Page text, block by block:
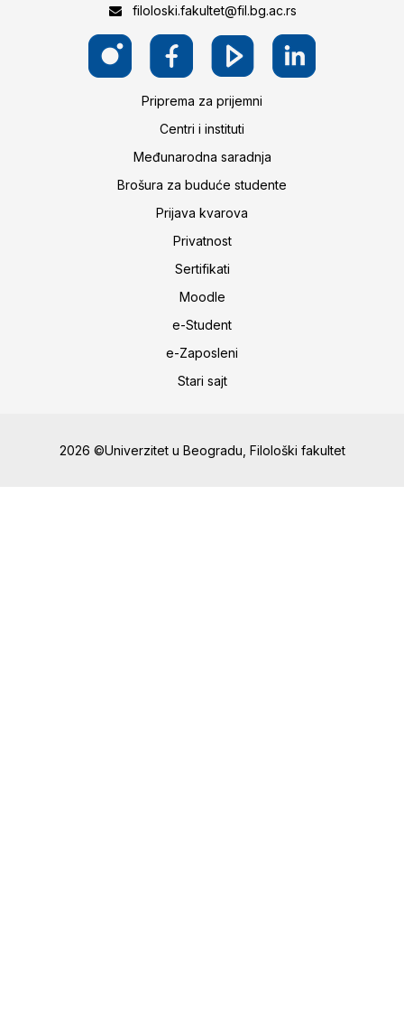
filoloski.fakultet@fil.bg.ac.rs
Priprema za prijemni
Centri i instituti
Međunarodna saradnja
Brošura za buduće studente
Prijava kvarova
Privatnost
Sertifikati
Moodle
e-Student
e-Zaposleni
Stari sajt
2026 ©Univerzitet u Beogradu, Filološki fakultet